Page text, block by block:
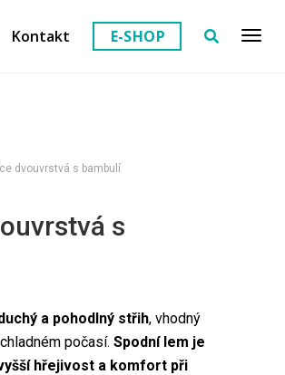
Kontakt E-SHOP
dvouvrstvá s bambulí
s
a pohodlný střih, vhodný
počasí. Spodní lem je
hřejivost a komfort při